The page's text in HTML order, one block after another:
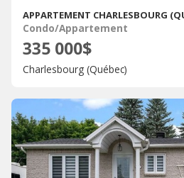
APPARTEMENT CHARLESBOURG
Condo/Appartement
335 000$
Charlesbourg (Québec)